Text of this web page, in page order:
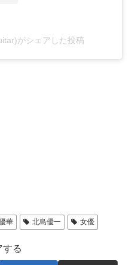
がシェアした投稿
華 北島優一 女優
する